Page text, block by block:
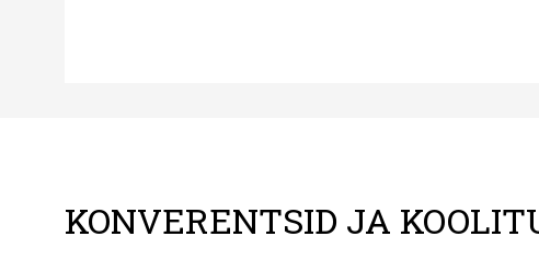
KONVERENTSID JA